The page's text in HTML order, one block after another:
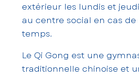
extérieur les lundis et
au centre social en cas de
temps.
Le Qi Gong est une
traditionnelle chinoise et